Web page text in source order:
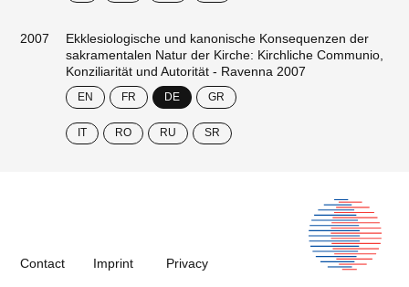
2007
Ekklesiologische und kanonische Konsequenzen der
sakramentalen Natur der Kirche: Kirchliche Communio,
Konziliarität und Autorität - Ravenna 2007
EN FR DE GR
IT RO RU SR
Contact Imprint Privacy